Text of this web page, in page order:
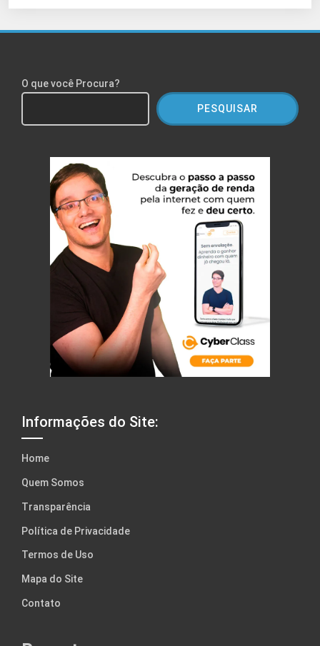
O que você Procura?
PESQUISAR
Informações do Site:
Home
Quem Somos
Transparência
Política de Privacidade
Termos de Uso
Mapa do Site
Contato